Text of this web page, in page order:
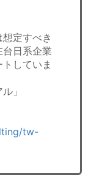
定すべき
日系企業
していま
」
tw-